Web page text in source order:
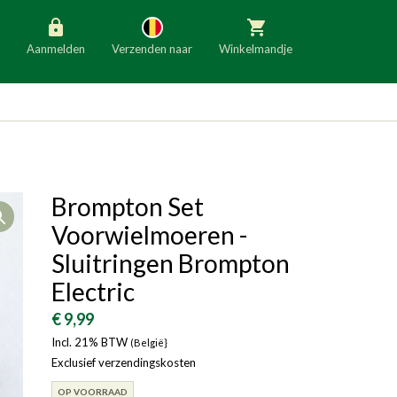
Aanmelden Verzenden naar
Slovenië Italië
Denemarken Finland
Bulgarije
Winkelmandje
Open
Brompton Set
Voorwielmoeren -
Sluitringen Brompton
Electric
€ 9,99
Incl. 21% BTW (België}
Exclusief verzendingskosten
OP VOORRAAD